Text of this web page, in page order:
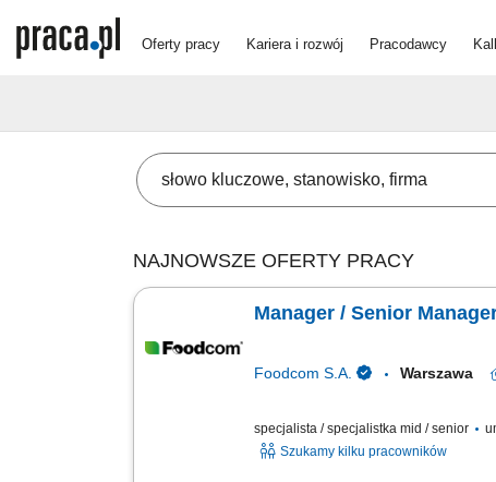
Oferty pracy Kariera i rozwój Pracodawcy
NAJNOWSZE OFERTY PRACY
Manager / Senior
Foodcom S.A. Warszawa
specjalista / specjalistka mid / senior
Szukamy kilku pracowników